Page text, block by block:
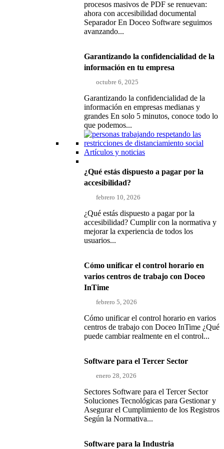
procesos masivos de PDF se renuevan:
ahora con accesibilidad documental
Separador En Doceo Software seguimos
avanzando...
Garantizando la confidencialidad de la
información en tu empresa
octubre 6, 2025
Garantizando la confidencialidad de la
información en empresas medianas y
grandes En solo 5 minutos, conoce todo lo
que podemos...
Artículos y noticias
¿Qué estás dispuesto a pagar por la
accesibilidad?
febrero 10, 2026
¿Qué estás dispuesto a pagar por la
accesibilidad? Cumplir con la normativa y
mejorar la experiencia de todos los
usuarios...
Cómo unificar el control horario en
varios centros de trabajo con Doceo
InTime
febrero 5, 2026
Cómo unificar el control horario en varios
centros de trabajo con Doceo InTime ¿Qué
puede cambiar realmente en el control...
Software para el Tercer Sector
enero 28, 2026
Sectores Software para el Tercer Sector
Soluciones Tecnológicas para Gestionar y
Asegurar el Cumplimiento de los Registros
Según la Normativa...
Software para la Industria